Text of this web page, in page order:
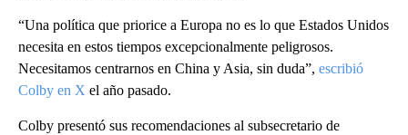
“Una política que priorice a Europa no es lo que Estados Unidos
necesita en estos tiempos excepcionalmente peligrosos.
Necesitamos centrarnos en China y Asia, sin duda”, escribió
Colby en X el año pasado.
Colby presentó sus recomendaciones al subsecretario de